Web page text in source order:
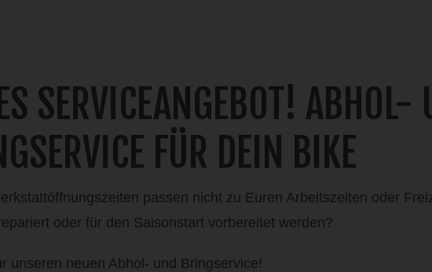
SERVICEANGEBOT! ABHOL-
FÜR DEIN BIKE
passen nicht zu Euren Arbeitszeiten oder
oder für den Saisonstart vorbereitet werden?
unseren neuen Abhol- und Bringservice!